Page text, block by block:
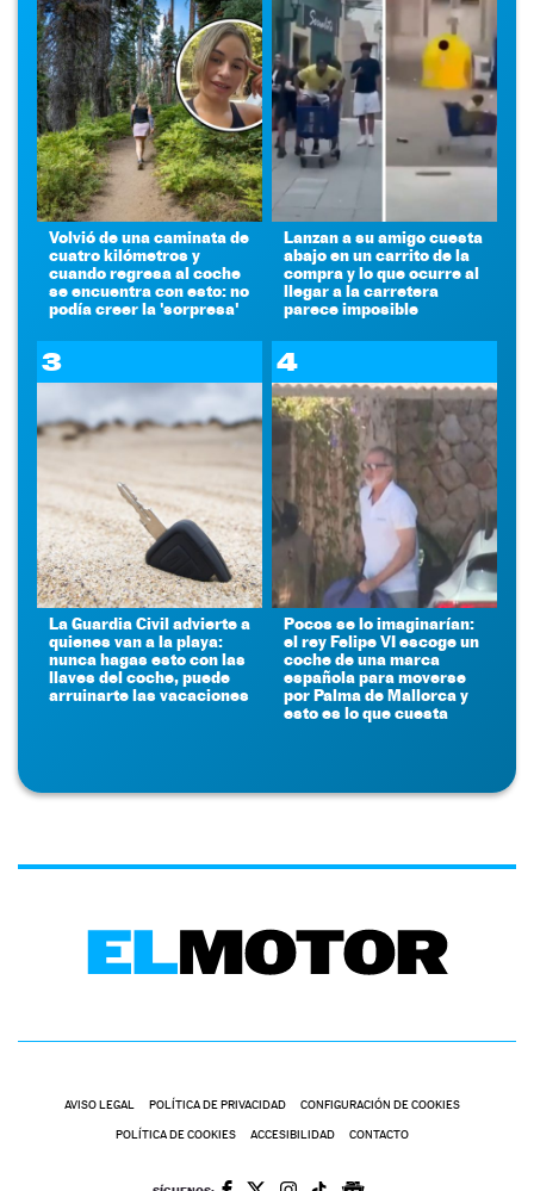
Volvió de una caminata de
cuatro kilómetros y
cuando regresa al coche
se encuentra con esto: no
podía creer la 'sorpresa'
Lanzan a su amigo cuesta
abajo en un carrito de la
compra y lo que ocurre al
llegar a la carretera
parece imposible
3
La Guardia Civil advierte a
quienes van a la playa:
nunca hagas esto con las
llaves del coche, puede
arruinarte las vacaciones
4
Pocos se lo imaginarían:
el rey Felipe VI escoge un
coche de una marca
española para moverse
por Palma de Mallorca y
esto es lo que cuesta
AVISO LEGAL POLÍTICA DE PRIVACIDAD CONFIGURACIÓN DE COOKIES
POLÍTICA DE COOKIES ACCESIBILIDAD CONTACTO